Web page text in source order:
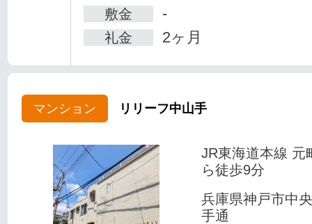
敷金 -
礼金 2ヶ月
マンション リリーフ中山手
JR東海道本線 元
ら徒歩9分
兵庫県神戸市中
手通